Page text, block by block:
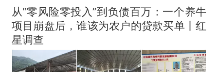
从“零风险零投入”到负债百万：一个养牛
项目崩盘后，谁该为农户的贷款买单丨红
星调查